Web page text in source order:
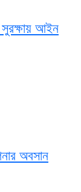
সুরক্ষায় আইন
অবসান